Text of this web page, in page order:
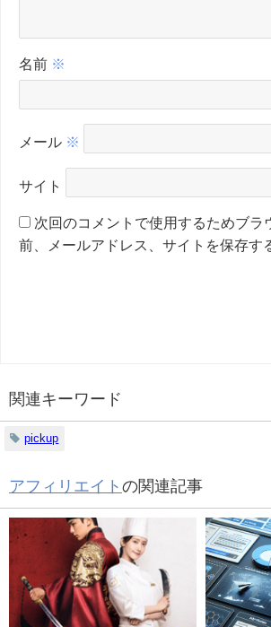
名前 ※
メール ※
サイト
次回のコメントで使用するためブラ
前、メールアドレス、サイトを保存す
関連キーワード
pickup
アフィリエイト の関連記事